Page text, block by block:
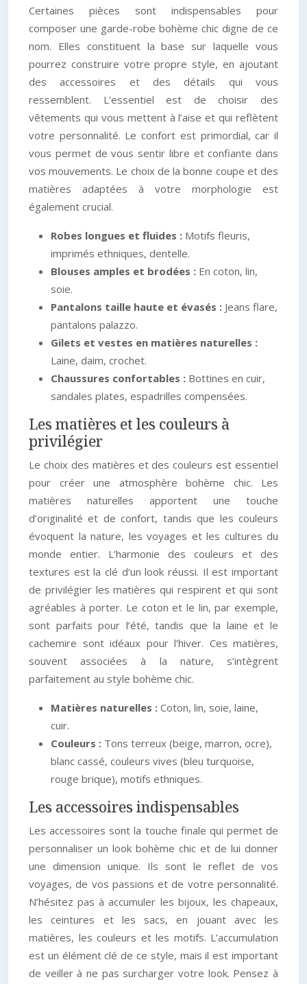
Certaines pièces sont indispensables pour
composer une garde-robe bohème chic digne de ce
nom. Elles constituent la base sur laquelle vous
pourrez construire votre propre style, en ajoutant
des accessoires et des détails qui vous
ressemblent. L’essentiel est de choisir des
vêtements qui vous mettent à l’aise et qui reflètent
votre personnalité. Le confort est primordial, car il
vous permet de vous sentir libre et confiante dans
vos mouvements. Le choix de la bonne coupe et des
matières adaptées à votre morphologie est
également crucial.
Robes longues et fluides : Motifs fleuris,
imprimés ethniques, dentelle.
Blouses amples et brodées : En coton, lin,
soie.
Pantalons taille haute et évasés : Jeans flare,
pantalons palazzo.
Gilets et vestes en matières naturelles :
Laine, daim, crochet.
Chaussures confortables : Bottines en cuir,
sandales plates, espadrilles compensées.
Les matières et les couleurs à
privilégier
Le choix des matières et des couleurs est essentiel
pour créer une atmosphère bohème chic. Les
matières naturelles apportent une touche
d’originalité et de confort, tandis que les couleurs
évoquent la nature, les voyages et les cultures du
monde entier. L’harmonie des couleurs et des
textures est la clé d’un look réussi. Il est important
de privilégier les matières qui respirent et qui sont
agréables à porter. Le coton et le lin, par exemple,
sont parfaits pour l’été, tandis que la laine et le
cachemire sont idéaux pour l’hiver. Ces matières,
souvent associées à la nature, s’intègrent
parfaitement au style bohème chic.
Matières naturelles : Coton, lin, soie, laine,
cuir.
Couleurs : Tons terreux (beige, marron, ocre),
blanc cassé, couleurs vives (bleu turquoise,
rouge brique), motifs ethniques.
Les accessoires indispensables
Les accessoires sont la touche finale qui permet de
personnaliser un look bohème chic et de lui donner
une dimension unique. Ils sont le reflet de vos
voyages, de vos passions et de votre personnalité.
N’hésitez pas à accumuler les bijoux, les chapeaux,
les ceintures et les sacs, en jouant avec les
matières, les couleurs et les motifs. L’accumulation
est un élément clé de ce style, mais il est important
de veiller à ne pas surcharger votre look. Pensez à